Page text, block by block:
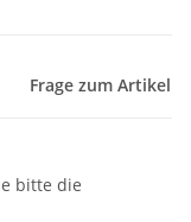
Frage zum Artikel
bitte die